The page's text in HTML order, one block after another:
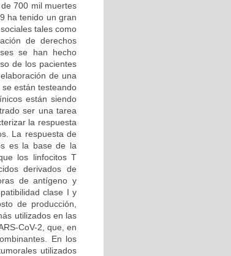
700 mil muertes
ha tenido un gran
tales como
de derechos
se han hecho
de los pacientes
de una
están testeando
están siendo
ser una tarea
la respuesta
La respuesta de
es la base de la
los linfocitos T
derivados de
de antígeno y
clase I y
de producción,
utilizados en las
CoV-2, que, en
En los
utilizados